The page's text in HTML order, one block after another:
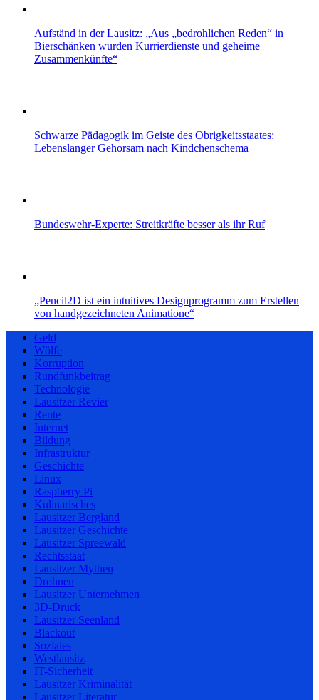
Aufständ in der Lausitz: „Aus „bedrohlichen Reden“ in
Bierschänken wurden Kurrierdienste und geheime
Zusammenkünfte“
Schwarze Pädagogik im Geiste des Obrigkeitsstaates:
Lebenslanger Gehorsam nach Kindchenschema
Bundeswehr-Experte: Streitkräfte besser als ihr Ruf
„Pencil2D ist ein intuitives Designprogramm zum Erstellen
von handgezeichneten Animatione“
Geld
Wölfe
Korruption
Rundfunkbeitrag
Technologie
Lausitzer Revier
Rente
Internet
Bildung
Infrastruktur
Geschichte
Linux
Raspberry Pi
Kulinarisches
Lausitzer Bergland
Lausitzer Geschichte
Lausitzer Spreewald
Rechtsstaat
Lausitzer Mythen
Drohnen
Lausitzer Unternehmen
3D-Druck
Lausitzer Seenland
Blackout
Soziales
Westlausitz
IT-Sicherheit
Lausitzer Kriminalität
Lausitzer Literatur